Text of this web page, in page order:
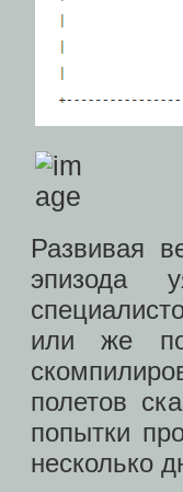
Развивая
эпизода
или же
полетов
попытки
несколько